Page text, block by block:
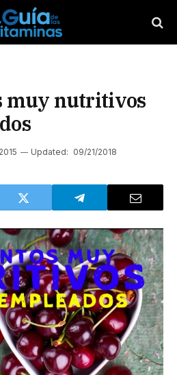
muy nutritivos
Updated: 09/21/2018